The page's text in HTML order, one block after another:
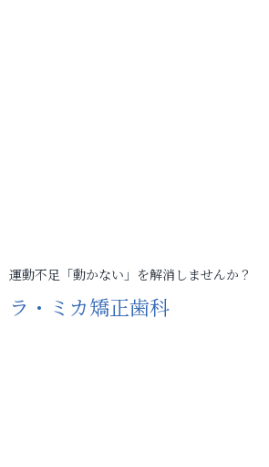
運動不足「動かない」を解消しませんか？
ラ・ミカ矯正歯科